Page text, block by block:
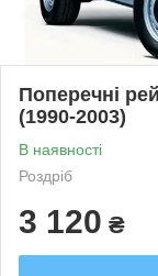
Поперечні
(1990-2003)
В наявності
Роздріб
3 120 ₴